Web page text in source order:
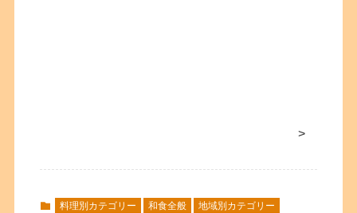
>
料理別カテゴリー 和食全般
地域別カテゴリー